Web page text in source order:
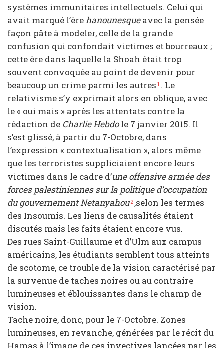
systèmes immunitaires intellectuels. Celui qui
avait marqué l’èrehanounesqueavec la pensée
façon pâte à modeler, celle de la grande
confusion qui confondait victimes et bourreaux ;
cette ère dans laquelle la Shoah était trop
souvent convoquée au point de devenir pour
beaucoup un crime parmi les autres 1 . Le
relativisme s’y exprimait alors en oblique, avec
le « oui mais » après les attentats contre la
rédaction de Charlie Hebdole 7 janvier 2015. Il
s’est glissé, à partir du 7-Octobre, dans
l’expression « contextualisation », alors même
que les terroristes suppliciaient encore leurs
victimes dans le cadre d’une offensive armée des
forces palestiniennes sur la politique d’occupation
du gouvernement Netanyahou 2 ,selon les termes
des Insoumis. Les liens de causalités étaient
discutés mais les faits étaient encore vus.
Des rues Saint-Guillaume et d’Ulm aux campus
américains, les étudiants semblent tous atteints
de scotome, ce trouble de la vision caractérisé par
la survenue de taches noires ou au contraire
lumineuses et éblouissantes dans le champ de
vision.
Tache noire, donc, pour le 7-Octobre. Zones
lumineuses, en revanche, générées par le récit du
Hamas à l’image de ces invectives lancées par les